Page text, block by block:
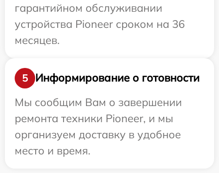
гарантийном обслуживании
устройства Pioneer сроком на 36
месяцев.
5
Информирование о готовности
Мы сообщим Вам о завершении
ремонта техники Pioneer, и мы
организуем доставку в удобное
место и время.